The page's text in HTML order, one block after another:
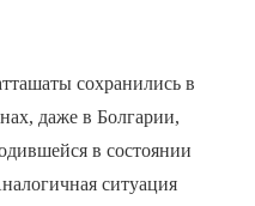
сохранились в
даже в Болгарии,
в состоянии
ситуация